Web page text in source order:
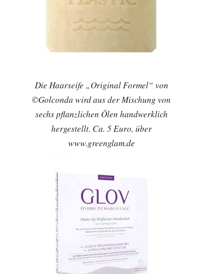
Die Haarseife „Original Formel“ von
©Golconda wird aus der Mischung von
sechs pflanzlichen Ölen handwerklich
hergestellt. Ca. 5 Euro, über
www.greenglam.de